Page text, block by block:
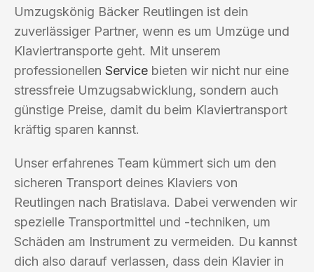
Umzugskönig Bäcker Reutlingen ist dein
zuverlässiger Partner, wenn es um Umzüge und
Klaviertransporte geht. Mit unserem
professionellen Service bieten wir nicht nur eine
stressfreie Umzugsabwicklung, sondern auch
günstige Preise, damit du beim Klaviertransport
kräftig sparen kannst.
Unser erfahrenes Team kümmert sich um den
sicheren Transport deines Klaviers von
Reutlingen nach Bratislava. Dabei verwenden wir
spezielle Transportmittel und -techniken, um
Schäden am Instrument zu vermeiden. Du kannst
dich also darauf verlassen, dass dein Klavier in